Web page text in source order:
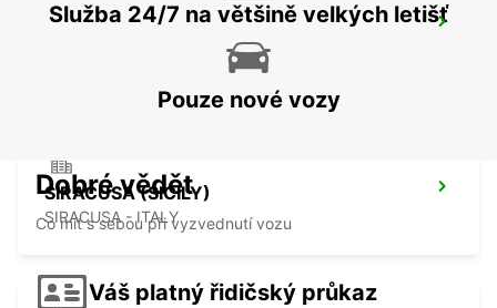
AUGUSTA (SICILY)
SIRACUSA (SICILY)
SIRACUSA - ITALY
Služba 24/7 na většině velkých letišť
Pouze nové vozy
Dobré vědět
Co mít s sebou při vyzvednutí vozu
Váš platný řidičský průkaz